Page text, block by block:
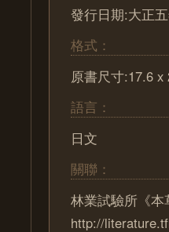
發行日期:大正
格式：
原書尺寸:17.6 x
語言：
日文
關聯：
林業試驗所《本
http://